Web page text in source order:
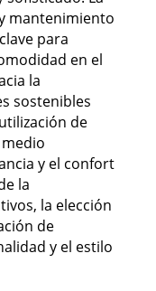
mantenimiento
para
en el
la
sostenibles
de
y el confort
la
la elección
de
y el estilo